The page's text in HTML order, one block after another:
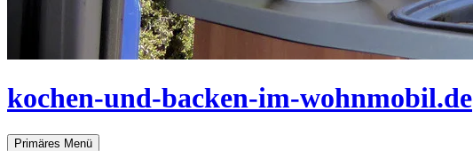
kochen-und-backen-im-wohnmobil.de
Suchen
Primäres Menü